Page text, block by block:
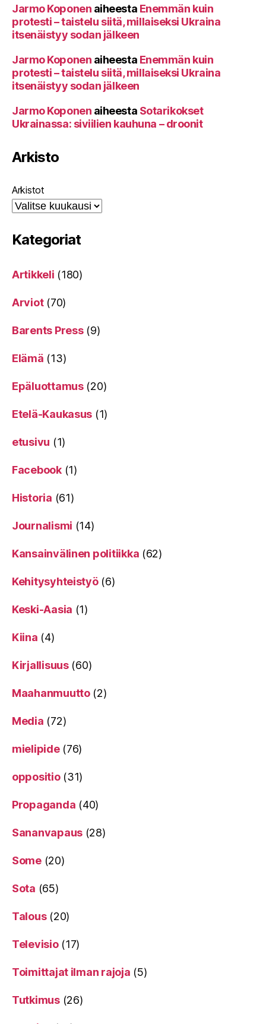
Jarmo Koponen aiheesta Enemmän kuin
protesti – taistelu siitä, millaiseksi Ukraina
itsenäistyy sodan jälkeen
Jarmo Koponen aiheesta Enemmän kuin
protesti – taistelu siitä, millaiseksi Ukraina
itsenäistyy sodan jälkeen
Jarmo Koponen aiheesta Sotarikokset
Ukrainassa: siviilien kauhuna – droonit
Arkisto
Arkistot
Kategoriat
Artikkeli (180)
Arviot(70)
Barents Press(9)
Elämä (13)
Epäluottamus(20)
Etelä-Kaukasus (1)
etusivu (1)
Facebook(1)
Historia (61)
Journalismi (14)
Kansainvälinen politiikka (62)
Kehitysyhteistyö(6)
Keski-Aasia (1)
Kiina (4)
Kirjallisuus(60)
Maahanmuutto(2)
Media (72)
mielipide(76)
oppositio(31)
Propaganda (40)
Sananvapaus (28)
Some(20)
Sota (65)
Talous(20)
Televisio(17)
Toimittajat ilman rajoja (5)
Tutkimus(26)